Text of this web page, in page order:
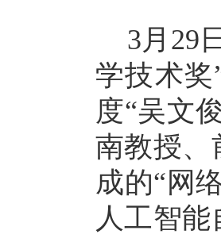
3月 29
学技术
度“吴文
南教授、
成的“网
人工智